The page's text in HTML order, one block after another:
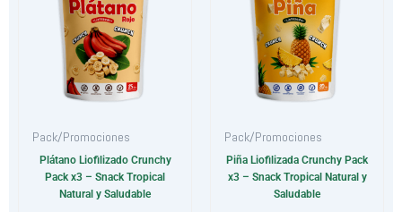
Modo de uso: Ideal para batidos, jugos, avena, o como ingrediente en
recetas saludables.
Pack/Promociones
Plátano Liofilizado Crunchy
Pack x3 – Snack Tropical
Natural y Saludable
S/ 37.50.
Pack/Promociones
Piña Liofilizada Crunchy Pack
x3 – Snack Tropical Natural y
Saludable
S/ 37.50.